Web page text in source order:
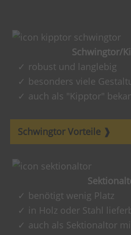
Schwingtor/
robust und langlebig
besonders viele
auch als "Kipptor"
Schwingtor Vorteile
benötigt wenig Platz
in Holz oder Stahl
auch als Sektionaltor